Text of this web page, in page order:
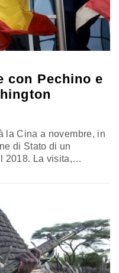
con Pechino e
la Cina a novembre, in
di Stato di un
2018. La visita,